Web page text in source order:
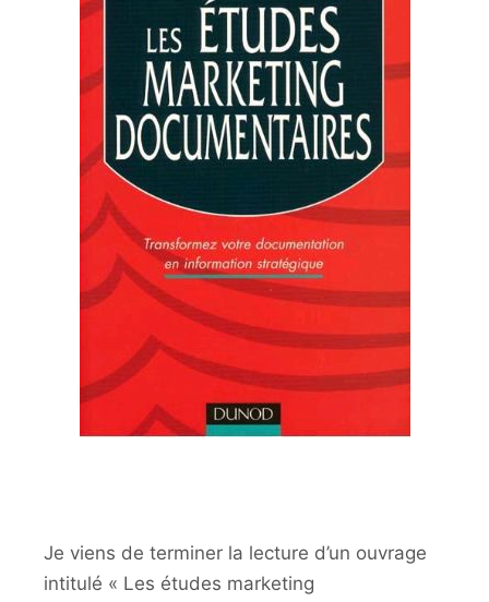
Je viens de terminer la lecture d’un ouvrage
intitulé « Les études marketing